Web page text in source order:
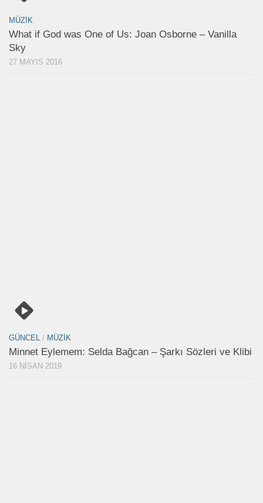
MÜZIK
What if God was One of Us: Joan Osborne – Vanilla
Sky
27 MAYIS 2016
GÜNCEL / MÜZIK
Minnet Eylemem: Selda Bağcan – Şarkı Sözleri ve Klibi
16 NISAN 2019